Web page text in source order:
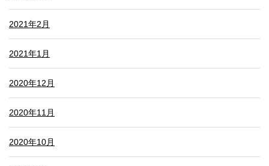
2021年2月
2021年1月
2020年12月
2020年11月
2020年10月